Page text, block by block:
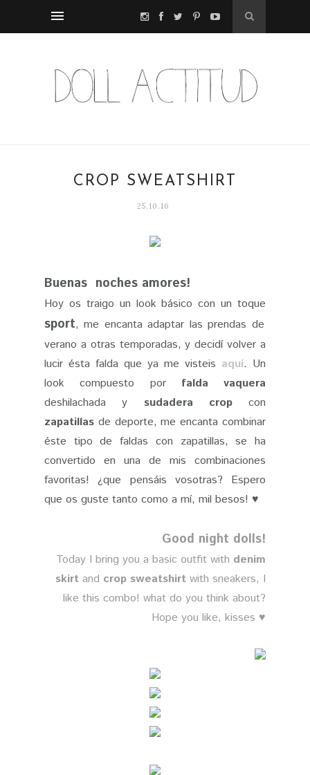
CROP SWEATSHIRT
25.10.16
Buenas noches amores!
Hoy os traigo un look básico con un toque
sport, me encanta adaptar las prendas de
verano a otras temporadas, y decidí volver a
lucir ésta falda que ya me visteis aquí. Un
look compuesto por falda vaquera
deshilachada y sudadera crop con
zapatillas de deporte, me encanta combinar
éste tipo de faldas con zapatillas, se ha
convertido en una de mis combinaciones
favoritas! ¿que pensáis vosotras? Espero
que os guste tanto como a mí, mil besos! ♥
Good night dolls!
Today I bring you a basic outfit with denim
skirt and crop sweatshirt with sneakers, I
like this combo! what do you think about?
Hope you like, kisses ♥